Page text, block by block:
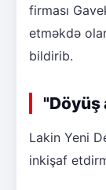
firması
etməkdə
bildirib.
"Döyüş
Lakin Yeni
inkişaf